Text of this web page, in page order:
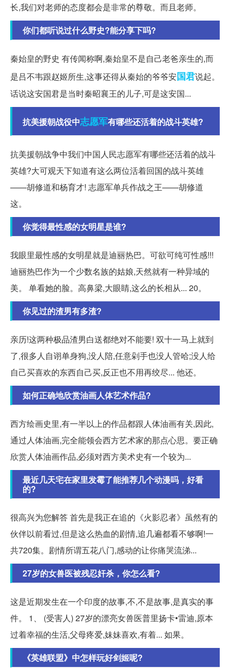
长,我们对老师的态度都会是非常的尊敬。而且老师。
你们都听说过什么野史?能分享下吗?
秦始皇的野史 有传闻称啊,秦始皇不是自己老爸亲生的,而
是吕不韦跟赵姬所生,这事还得从秦始的爷爷安国君说起。
话说这安国君是当时秦昭襄王的儿子,可是这安国...
抗美援朝战役中志愿军有哪些还活着的战斗英雄?
抗美援朝战争中我们中国人民志愿军有哪些还活着的战斗
英雄?大可观天下知道有这么两位活着回国的战斗英雄
——胡修道和杨育才! 志愿军单兵作战之王——胡修道
这。
你觉得最性感的女明星是谁?
我眼里最性感的女明星就是迪丽热巴。可欲可纯可性感!!!
迪丽热巴作为一个少数名族的姑娘,天然就有一种异域的
美。 单看她的脸。高鼻梁,大眼睛,这么的长相从... 20。
你见过的渣男有多渣?
亲历!这两种极品渣男白送都绝对不能要! 双十一马上就到
了,很多人自诩单身狗,没人陪,任意剁手也没人管哈;没人给
自己买喜欢的东西自己买,反正也不用再绞尽... 他还。
如何正确地欣赏油画人体艺术作品?
西方绘画史里,有一半以上的作品都跟人体油画有关,因此,
通过人体油画,完全能领会西方艺术家的那点心思。要正确
欣赏人体油画作品,必须对西方美术史有一个较为...
最近几天宅在家里发霉了能推荐几个动漫吗，好看
的?
很高兴为您解答 首先是我正在追的《火影忍者》虽然有的
伙伴以前看过,但是这么热血的剧情,追几遍都看不够啊!一
共720集。剧情所谓五花八门,感动的让你痛哭流涕...
27岁的女兽医被残忍奸杀，你怎么看?
这是近期发生在一个印度的故事,不,不是故事,是真实的事
件。 1、 (受害人) 27岁的漂亮女兽医普里扬卡•雷迪,原本
过着幸福的生活,父母疼爱,妹妹喜欢,有着... 如果。
《英雄联盟》中怎样玩好剑姬呢?